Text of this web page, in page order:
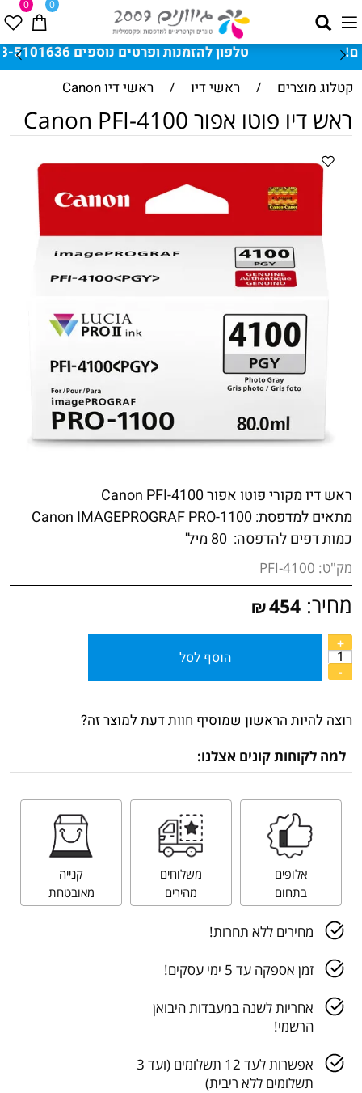
טלפון להזמנות ופרטים נוספים 03-5101636
0 0
קטלוג מוצרים / ראשי דיו / ראשי דיו Canon
ראש דיו פוטו אפור Canon PFI-4100
ראש דיו מקורי פוטו אפור Canon PFI-4100
מתאים למדפסת: Canon IMAGEPROGRAF PRO-1100
כמות דפים להדפסה: 80 מיל'
מק"ט: PFI-4100
מחיר: ₪454
הוסף לסל
רוצה להיות הראשון שמוסיף חוות דעת למוצר זה?
למה לקוחות קונים אצלנו:
אלופים
בתחום
משלוחים
מהירים
קנייה
מאובטחת
מחירים ללא תחרות!
זמן אספקה עד 5 ימי עסקים!
אחריות לשנה במעבדות היבואן
הרשמי!
אפשרות לעד 12 תשלומים (ועד 3
תשלומים ללא ריבית)